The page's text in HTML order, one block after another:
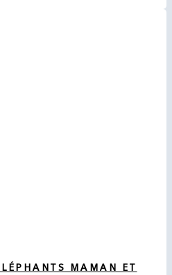
MAMAN ET